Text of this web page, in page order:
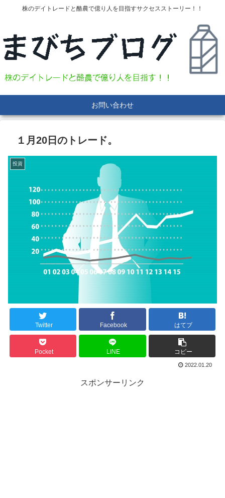
株のデイトレードと酪農で億り人を目指すサクセスストーリー！！
お問い合わせ
１月20日のトレード。
投資
Twitter Facebook はてブ
Pocket LINE コピー
2022.01.20
スポンサーリンク